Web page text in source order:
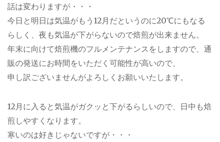
話は変わりますが・・・
今日と明日は気温がもう12月だというのに20℃にもなる
らしく、夜も気温が下がらないので焙煎が出来ません。
年末に向けて焙煎機のフルメンテナンスをしますので、通
販の発送にお時間をいただく可能性が高いので、
申し訳ございませんがよろしくお願いいたします。
12月に入ると気温がガクッと下がるらしいので、日中も焙
煎しやすくなります。
寒いのは好きじゃないですが・・・